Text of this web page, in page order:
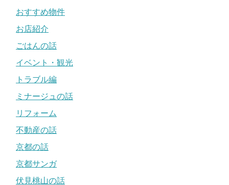
おすすめ物件
お店紹介
ごはんの話
イベント・観光
トラブル編
ミナージュの話
リフォーム
不動産の話
京都の話
京都サンガ
伏見桃山の話